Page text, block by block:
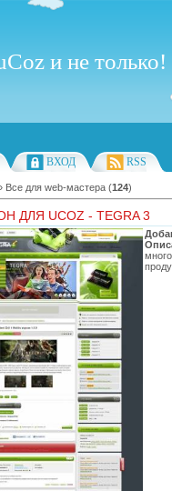
и не только!
ВХОД RSS
Все для web-мастера (124)
ДЛЯ UCOZ - TEGRA 3